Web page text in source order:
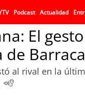
Podcast Actualidad
El
al rival en la